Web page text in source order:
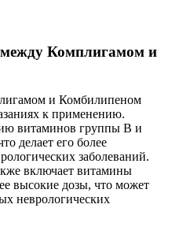
Комплигамом и
и Комбилипеном
к применению.
витаминов группы B и
делает его более
заболеваний.
включает витамины
высокие дозы, что может
неврологических